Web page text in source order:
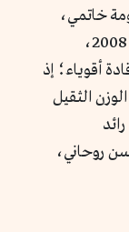
و2005، في حكومة خاتمي،
ويمثل تبريز في مجلس الشورى منذ عام 2008،
أقوياء؛ إذ
الثقيل
روحاني،